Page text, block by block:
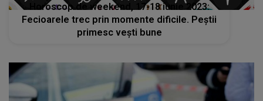
Horoscop de weekend, 17-18 iunie 2023:
Fecioarele trec prin momente dificile. Peștii
primesc vești bune